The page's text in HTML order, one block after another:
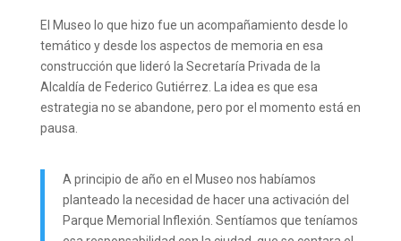
El Museo lo que hizo fue un acompañamiento desde lo
temático y desde los aspectos de memoria en esa
construcción que lideró la Secretaría Privada de la
Alcaldía de Federico Gutiérrez. La idea es que esa
estrategia no se abandone, pero por el momento está en
pausa.
A principio de año en el Museo nos habíamos
planteado la necesidad de hacer una activación del
Parque Memorial Inflexión. Sentíamos que teníamos